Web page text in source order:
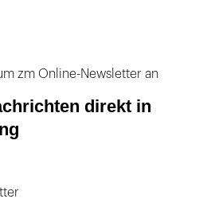
zm Online-Newsletter an
direkt in